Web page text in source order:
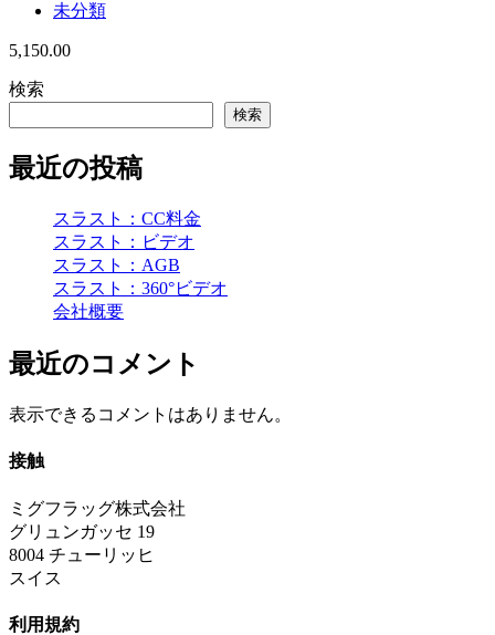
未分類
5,150.00
検索
検索
最近の投稿
スラスト：CC料金
スラスト：ビデオ
スラスト：AGB
スラスト：360°ビデオ
会社概要
最近のコメント
表示できるコメントはありません。
接触
ミグフラッグ株式会社
グリュンガッセ 19
8004 チューリッヒ
スイス
利用規約